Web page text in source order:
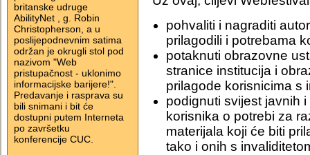
britanske udruge
AbilityNet , g. Robin
Christopherson, a u
poslijepodnevnim satima
održan je okrugli stol pod
nazivom "Web
pristupačnost - uklonimo
informacijske barijere!".
Predavanje i rasprava su
bili snimani i bit će
dostupni putem Interneta
po završetku
konferencije CUC.
pohvaliti i nagraditi
prilagodili i potrebama
potaknuti obrazovne
stranice institucija i
prilagode korisnicima s
podignuti svijest javnih
korisnika o potrebi za
materijala koji će biti
tako i onih s